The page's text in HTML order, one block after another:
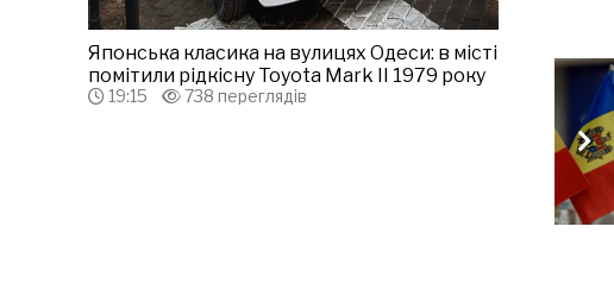
Японська класика на вулицях Одеси: в місті
помітили рідкісну Toyota Mark II 1979 року
19:15 738 переглядів